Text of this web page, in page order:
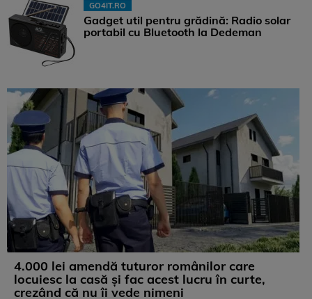
GO4IT.RO
Gadget util pentru grădină: Radio solar
portabil cu Bluetooth la Dedeman
4.000 lei amendă tuturor românilor care
locuiesc la casă și fac acest lucru în curte,
crezând că nu îi vede nimeni